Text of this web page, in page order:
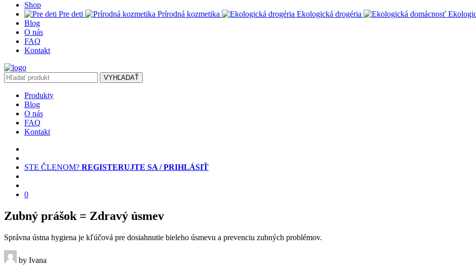
Shop
Pre deti
Prírodná kozmetika Ekologická drogéria
Blog
O nás
FAQ
Kontakt
VYHĽADAŤ
Produkty
Blog
O nás
FAQ
Kontakt
STE ČLENOM? REGISTERUJTE SA / PRIHLÁSIŤ
0
Zubný prášok = Zdravý úsmev
Správna ústna hygiena je kľúčová pre dosiahnutie bieleho úsmevu a prevenciu zubných problémov.
by Ivana